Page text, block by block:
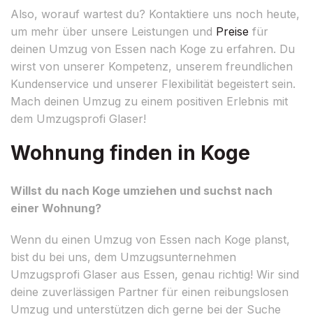
Also, worauf wartest du? Kontaktiere uns noch heute,
um mehr über unsere Leistungen und Preise für
deinen Umzug von Essen nach Koge zu erfahren. Du
wirst von unserer Kompetenz, unserem freundlichen
Kundenservice und unserer Flexibilität begeistert sein.
Mach deinen Umzug zu einem positiven Erlebnis mit
dem Umzugsprofi Glaser!
Wohnung finden in Koge
Willst du nach Koge umziehen und suchst nach
einer Wohnung?
Wenn du einen Umzug von Essen nach Koge planst,
bist du bei uns, dem Umzugsunternehmen
Umzugsprofi Glaser aus Essen, genau richtig! Wir sind
deine zuverlässigen Partner für einen reibungslosen
Umzug und unterstützen dich gerne bei der Suche